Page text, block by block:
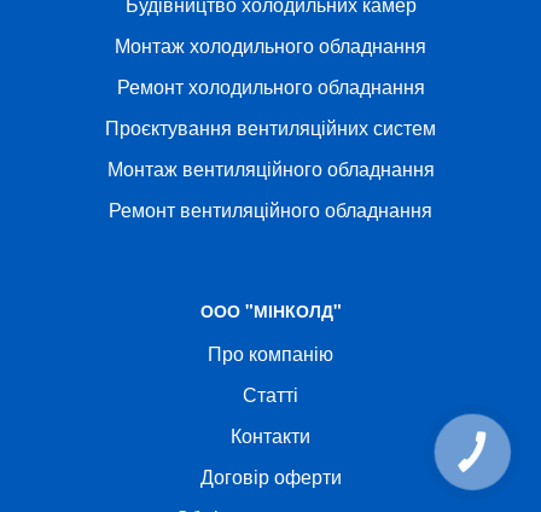
Монтаж холодильного обладнання
Ремонт холодильного обладнання
Проєктування вентиляційних систем
Монтаж вентиляційного обладнання
Ремонт вентиляційного обладнання
ООО "МІНКОЛД"
Про компанію
Статті
Контакти
Договір оферти
КНОПКА
СВЯЗИ